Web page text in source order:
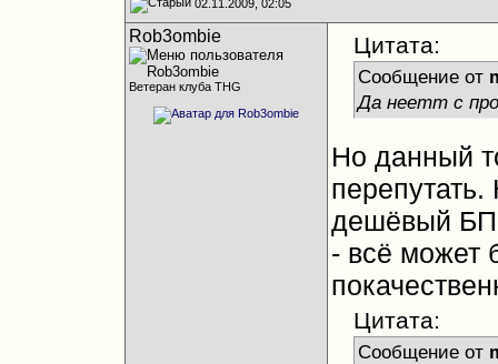
02.11.2009, 02:05
Rob3ombie
Ветеран клуба THG
Цитата:
Сообщение от
Да неетт с
Но данный
дешёвый БП
- всё может
Цитата:
Сообщение от